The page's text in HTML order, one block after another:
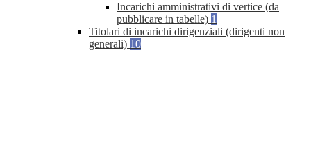
Incarichi amministrativi di vertice (da
pubblicare in tabelle) 1
Titolari di incarichi dirigenziali (dirigenti non
generali) 10